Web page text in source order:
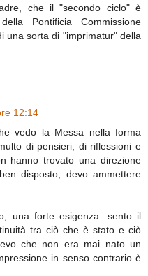
che il "secondo ciclo" è
Pontificia Commissione
una sorta di "imprimatur" della
12:14
vedo la Messa nella forma
di pensieri, di riflessioni e
hanno trovato una direzione
disposto, devo ammettere
una forte esigenza: sento il
tra ciò che è stato e ciò
che non era mai nato un
in senso contrario è